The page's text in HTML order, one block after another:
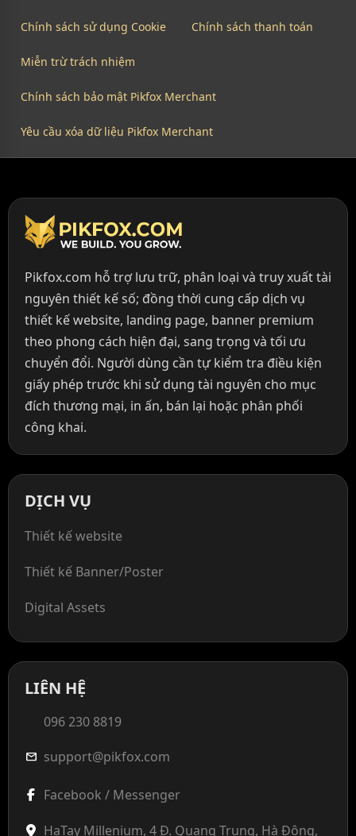
Chính sách sử dụng Cookie Chính sách thanh toán
Miễn trừ trách nhiệm
Chính sách bảo mật Pikfox Merchant
Yêu cầu xóa dữ liệu Pikfox Merchant
Pikfox.com hỗ trợ lưu trữ, phân loại và truy xuất tài
nguyên thiết kế số; đồng thời cung cấp dịch vụ
thiết kế website, landing page, banner premium
theo phong cách hiện đại, sang trọng và tối ưu
chuyển đổi. Người dùng cần tự kiểm tra điều kiện
giấy phép trước khi sử dụng tài nguyên cho mục
đích thương mại, in ấn, bán lại hoặc phân phối
công khai.
DỊCH VỤ
Thiết kế website
Thiết kế Banner/Poster
Digital Assets
LIÊN HỆ
096 230 8819
mail support@pikfox.com
Facebook / Messenger
HaTay Millenium, 4 Đ. Quang Trung, Hà Đông,